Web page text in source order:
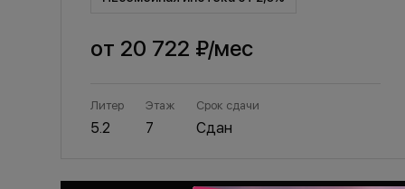
от 20 722 ₽/мес
Литер
5.2
Этаж
7
Срок сдачи
Сдан